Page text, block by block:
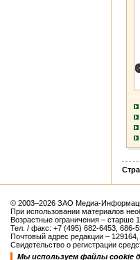
© 2003–2026 ЗАО Медиа-
При использовании материалов
Возрастные ограничения – старше
Тел. / факс: +7 (495) 682-6453, 686-
Почтовый адрес редакции –
Свидетельство о регистрации
Мы используем файлы cookie